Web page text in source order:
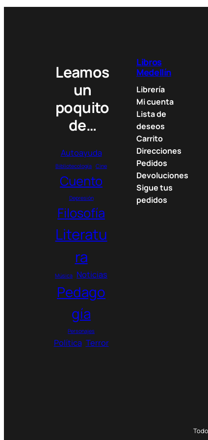
Leamos
un
poquito
de…
Autoayuda
Bibliotecología Cine
Cuento
Depresión
Filosofía
Literatu
ra
Música Noticias
Pedago
gía
Personajes
Política Terror
Libros
Medellín
Librería
Mi cuenta
Lista de
deseos
Carrito
Direcciones
Pedidos
Devoluciones
Sigue tus
pedidos